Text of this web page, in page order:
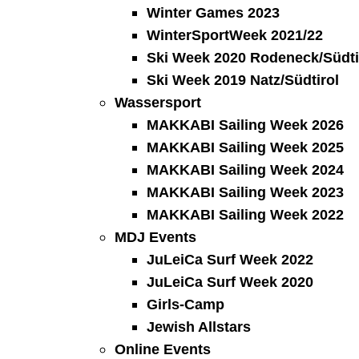
Winter Games 2023
WinterSportWeek 2021/22
Ski Week 2020 Rodeneck/
Ski Week 2019 Natz/Südtirol
Wassersport
MAKKABI Sailing Week 2026
MAKKABI Sailing Week 2025
MAKKABI Sailing Week 2024
MAKKABI Sailing Week 2023
MAKKABI Sailing Week 2022
MDJ Events
JuLeiCa Surf Week 2022
JuLeiCa Surf Week 2020
Girls-Camp
Jewish Allstars
Online Events